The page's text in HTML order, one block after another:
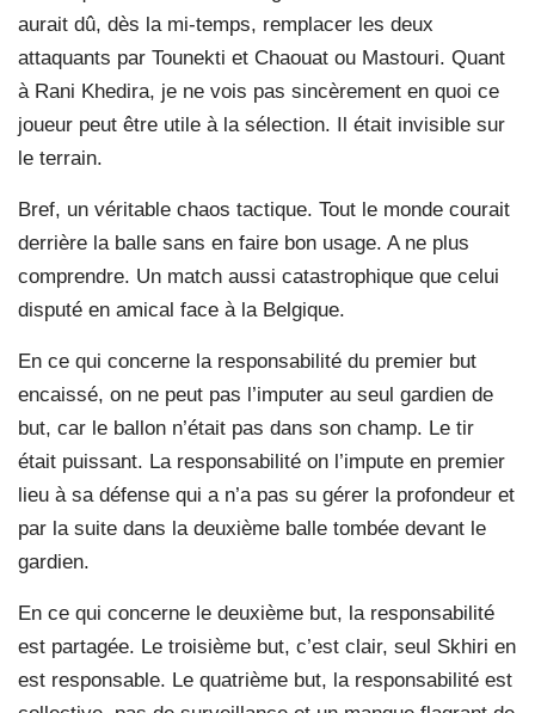
aurait dû, dès la mi-temps, remplacer les deux
attaquants par Tounekti et Chaouat ou Mastouri. Quant
à Rani Khedira, je ne vois pas sincèrement en quoi ce
joueur peut être utile à la sélection. Il était invisible sur
le terrain.
Bref, un véritable chaos tactique. Tout le monde courait
derrière la balle sans en faire bon usage. A ne plus
comprendre. Un match aussi catastrophique que celui
disputé en amical face à la Belgique.
En ce qui concerne la responsabilité du premier but
encaissé, on ne peut pas l’imputer au seul gardien de
but, car le ballon n’était pas dans son champ. Le tir
était puissant. La responsabilité on l’impute en premier
lieu à sa défense qui a n’a pas su gérer la profondeur et
par la suite dans la deuxième balle tombée devant le
gardien.
En ce qui concerne le deuxième but, la responsabilité
est partagée. Le troisième but, c’est clair, seul Skhiri en
est responsable. Le quatrième but, la responsabilité est